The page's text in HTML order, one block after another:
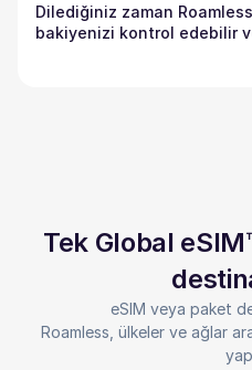
Dilediğiniz zaman
bakiyenizi kontrol edebilir
Tek Global
eSIM veya paket
Roamless, ülkeler ve ağlar